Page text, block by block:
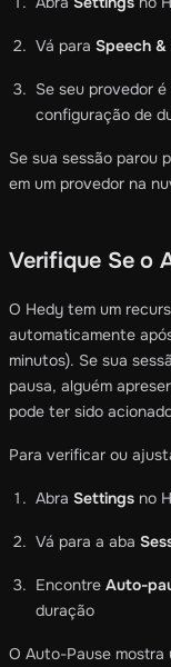
Vá para Speech &
Se seu provedor
configuração de
Se sua sessão parou
em um provedor na
Verifique Se o
O Hedy tem um
automaticamente
minutos). Se sua
pausa, alguém
pode ter sido
Para verificar ou
Abra Settings no
Vá para a aba
Encontre Auto-
duração
O Auto-Pause mostra